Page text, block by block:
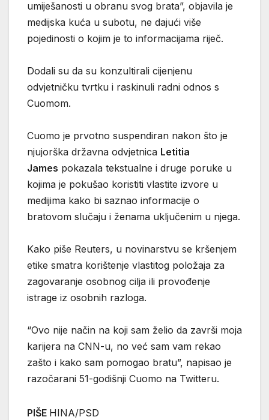
umiješanosti u obranu svog brata”, objavila je
medijska kuća u subotu, ne dajući više
pojedinosti o kojim je to informacijama riječ.
Dodali su da su konzultirali cijenjenu
odvjetničku tvrtku i raskinuli radni odnos s
Cuomom.
Cuomo je prvotno suspendiran nakon što je
njujorška državna odvjetnica Letitia
James pokazala tekstualne i druge poruke u
kojima je pokušao koristiti vlastite izvore u
medijima kako bi saznao informacije o
bratovom slučaju i ženama uključenim u njega.
Kako piše Reuters, u novinarstvu se kršenjem
etike smatra korištenje vlastitog položaja za
zagovaranje osobnog cilja ili provođenje
istrage iz osobnih razloga.
“Ovo nije način na koji sam želio da završi moja
karijera na CNN-u, no već sam vam rekao
zašto i kako sam pomogao bratu”, napisao je
razočarani 51-godišnji Cuomo na Twitteru.
PIŠE HINA/PSD